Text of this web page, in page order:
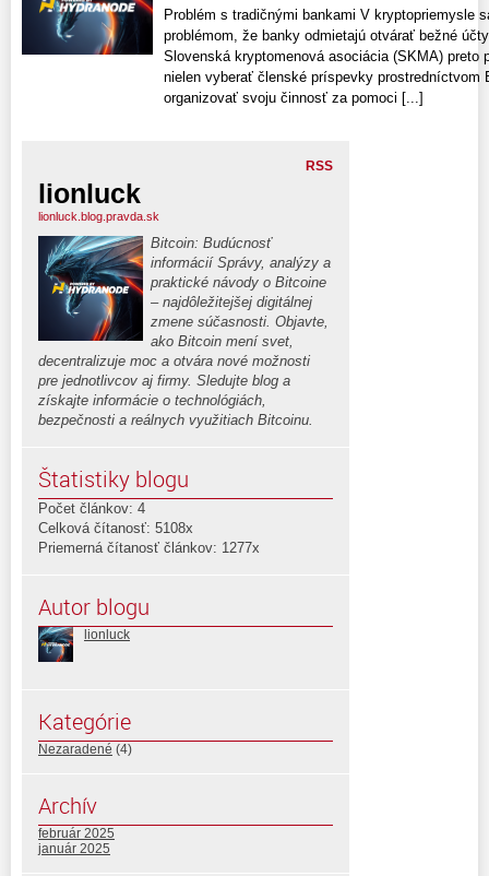
Problém s tradičnými bankami V kryptopriemysle
problémom, že banky odmietajú otvárať bežné
Slovenská kryptomenová asociácia (SKMA) preto
nielen vyberať členské príspevky prostredníctvom
organizovať svoju činnosť za pomoci [...]
RSS
lionluck
lionluck.blog.pravda.sk
Bitcoin: Budúcnosť
informácií Správy, analýzy a
praktické návody o Bitcoine
– najdôležitejšej digitálnej
zmene súčasnosti. Objavte,
ako Bitcoin mení svet,
decentralizuje moc a otvára nové možnosti
pre jednotlivcov aj firmy. Sledujte blog a
získajte informácie o technológiách,
bezpečnosti a reálnych využitiach Bitcoinu.
Štatistiky blogu
Počet článkov: 4
Celková čítanosť: 5108x
Priemerná čítanosť článkov: 1277x
Autor blogu
lionluck
Kategórie
Nezaradené (4)
Archív
február 2025
január 2025